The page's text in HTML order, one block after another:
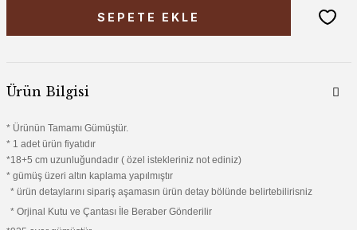
SEPETE EKLE
Ürün Bilgisi
* Ürünün Tamamı Gümüştür.
* 1 adet ürün fiyatıdır
*18+5 cm uzunluğundadır ( özel istekleriniz not ediniz)
* gümüş üzeri altın kaplama yapılmıştır
* ürün detaylarını sipariş aşamasın ürün detay bölünde belirtebilirisniz
* Orjinal Kutu ve Çantası İle Beraber Gönderilir